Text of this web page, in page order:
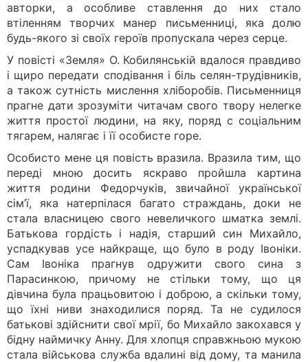
авторки, а особливе ставлення до них стало
втіленням творчих манер письменниці, яка долю
будь-якого зі своїх героїв пропускала через серце.
У повісті «Земля» О. Кобилянській вдалося правдиво
і щиро передати сподівання і біль селян-трудівників,
а також сутність мислення хліборобів. Письменниця
прагне дати зрозуміти читачам свого твору нелегке
життя простої людини, на яку, поряд с соціальним
тягарем, налягає і її особисте горе.
Особисто мене ця повість вразила. Вразила тим, що
переді мною досить яскраво пройшла картина
життя родини Федорчуків, звичайної української
сім’ї, яка натерпілася багато страждань, доки не
стала власницею свого невеличкого шматка землі.
Батькова гордість і надія, старший син Михайло,
успадкував усе найкраще, що було в роду Івоніки.
Сам Івоніка прагнув одружити свого сина з
Парасинкою, причому не стільки тому, що ця
дівчина була працьовитою і доброю, а скільки тому,
що їхні ниви знаходилися поряд. Та не судилося
батькові здійснити свої мрії, бо Михайло закохався у
бідну наймичку Анну. Для хлопця справжньою мукою
стала військова служба вдалині від дому, та манила